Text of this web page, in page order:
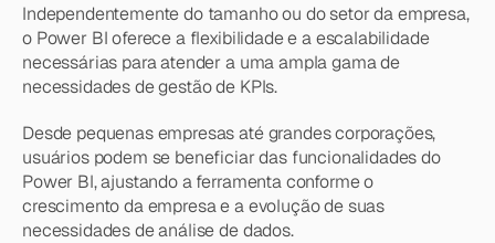
Independentemente do tamanho ou do setor da empresa,
o Power BI oferece a flexibilidade e a escalabilidade
necessárias para atender a uma ampla gama de
necessidades de gestão de KPIs.
Desde pequenas empresas até grandes corporações,
usuários podem se beneficiar das funcionalidades do
Power BI, ajustando a ferramenta conforme o
crescimento da empresa e a evolução de suas
necessidades de análise de dados.